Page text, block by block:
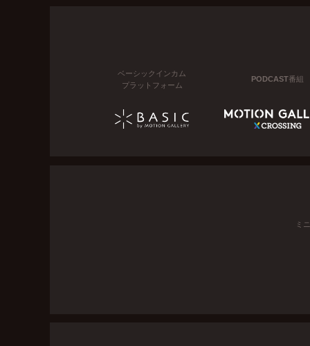
ベーシックインカム
プラットフォーム
PODCAST番組
ミ